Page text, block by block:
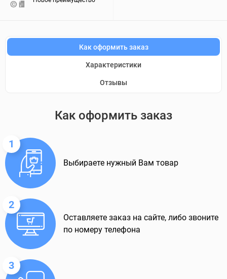
Как оформить заказ
Характеристики
Отзывы
Как оформить заказ
1
Выбираете нужный Вам товар
2
Оставляете заказ на сайте, либо звоните
по номеру телефона
3